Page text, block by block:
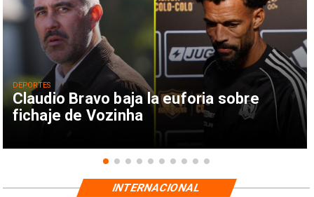
Claudio Bravo baja la euforia sobre
fichaje de Vozinha
DEPORTES
INTERNACIONAL